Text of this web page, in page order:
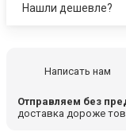
Нашли дешевле?
Написать нам
Отправляем без
доставка дороже